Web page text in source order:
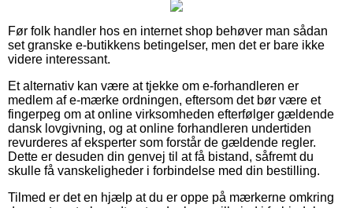
Før folk handler hos en internet shop behøver man sådan
set granske e-butikkens betingelser, men det er bare ikke
videre interessant.
Et alternativ kan være at tjekke om e-forhandleren er
medlem af e-mærke ordningen, eftersom det bør være et
fingerpeg om at online virksomheden efterfølger gældende
dansk lovgivning, og at online forhandleren undertiden
revurderes af eksperter som forstår de gældende regler.
Dette er desuden din genvej til at få bistand, såfremt du
skulle få vanskeligheder i forbindelse med din bestilling.
Tilmed er det en hjælp at du er oppe på mærkerne omkring